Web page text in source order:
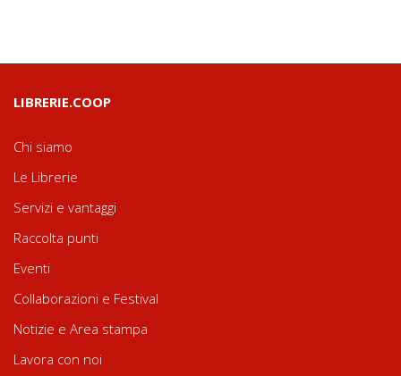
LIBRERIE.COOP
Chi siamo
Le Librerie
Servizi e vantaggi
Raccolta punti
Eventi
Collaborazioni e Festival
Notizie e Area stampa
Lavora con noi